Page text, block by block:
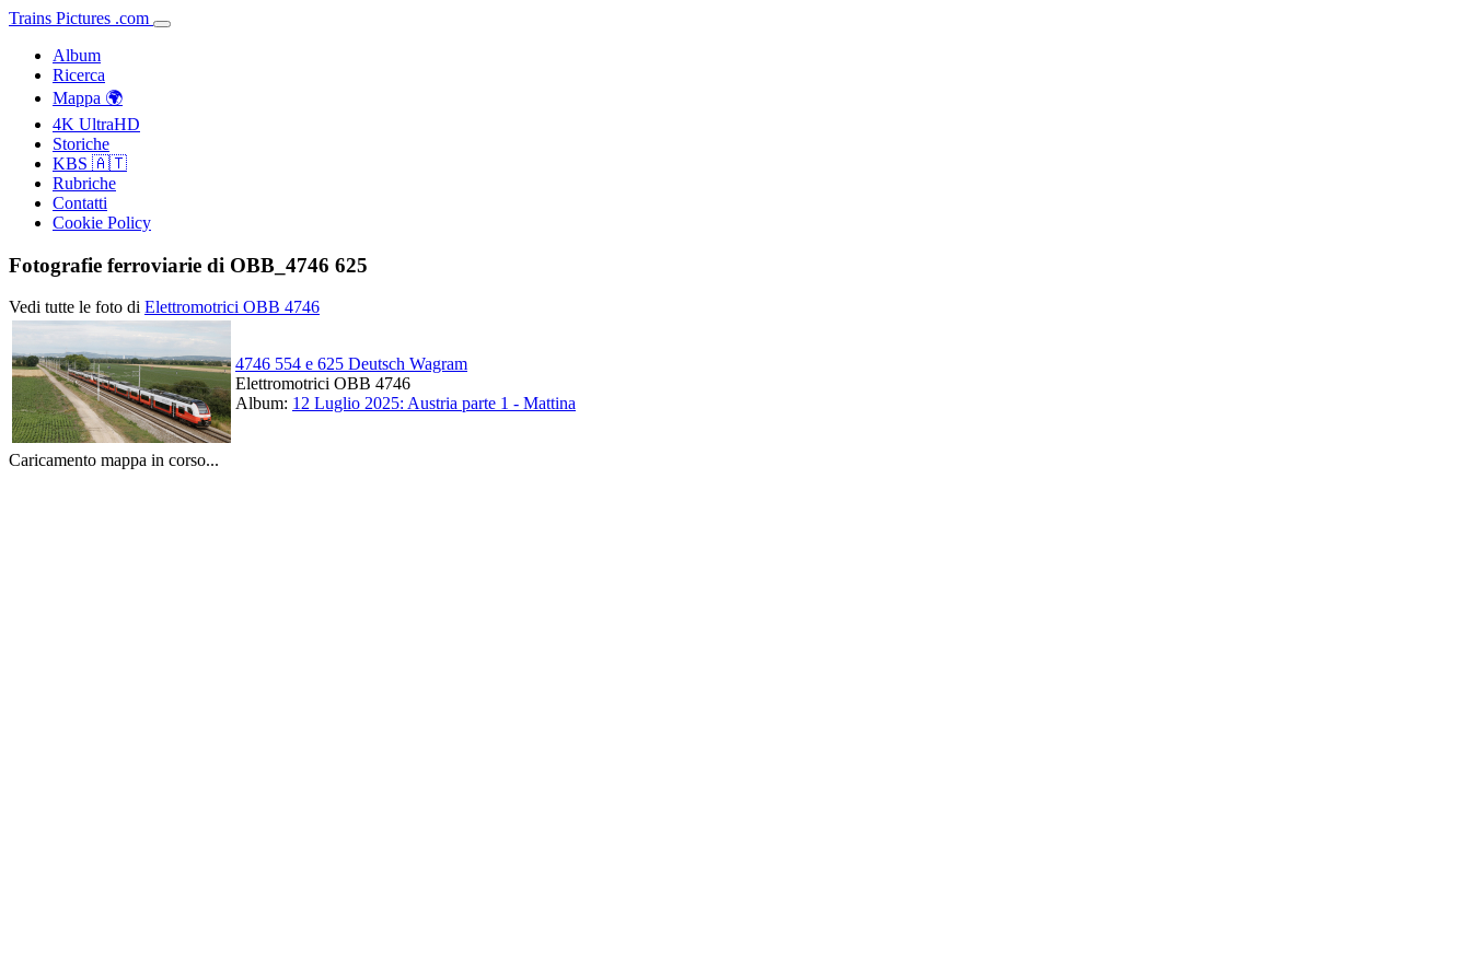
Trains Pictures .com
Album
Ricerca
Mappa 🌍
4K UltraHD
Storiche
KBS 🇦🇹
Rubriche
Contatti
Cookie Policy
Fotografie ferroviarie di OBB_4746 625
Vedi tutte le foto di Elettromotrici OBB 4746
4746 554 e 625 Deutsch Wagram
Elettromotrici OBB 4746
Album: 12 Luglio 2025: Austria parte 1 - Mattina
Caricamento mappa in corso...